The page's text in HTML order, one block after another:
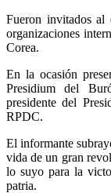
Fueron invitados al
organizaciones
Corea.
En la ocasión
Presidium del
presidente del
RPDC.
El informante
vida de un gran
lo suyo para la
patria.